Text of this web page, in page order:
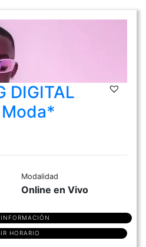
DIGITAL
Modalidad
Online en Vivo
HORARIO